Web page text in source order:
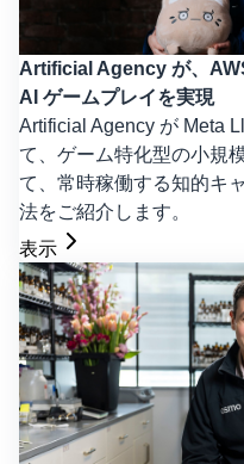
Artificial Agency が、
AI ゲームプレイを実現
Artificial Agency が Meta
て、ゲーム特化型の小規
て、常時稼働する知的キ
法をご紹介します。
表示